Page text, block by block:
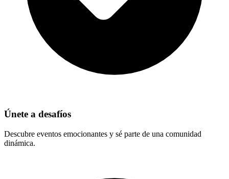
Únete a desafíos
Descubre eventos emocionantes y sé parte de una comunidad
dinámica.